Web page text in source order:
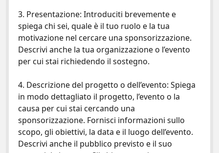
3. Presentazione: Introduciti brevemente e
spiega chi sei, quale è il tuo ruolo e la tua
motivazione nel cercare una sponsorizzazione.
Descrivi anche la tua organizzazione o l’evento
per cui stai richiedendo il sostegno.
4. Descrizione del progetto o dell’evento: Spiega
in modo dettagliato il progetto, l’evento o la
causa per cui stai cercando una
sponsorizzazione. Fornisci informazioni sullo
scopo, gli obiettivi, la data e il luogo dell’evento.
Descrivi anche il pubblico previsto e il suo